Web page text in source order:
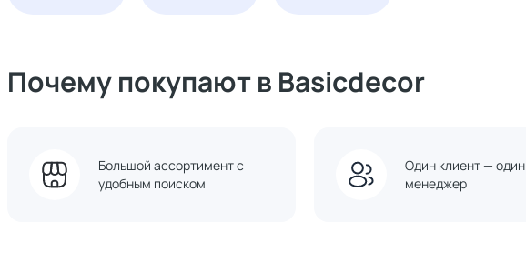
Почему покупают в Basicdecor
Большой ассортимент с
удобным поиском
Один клиент — один
менеджер